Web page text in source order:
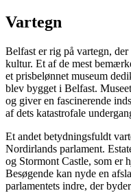
Vartegn
Belfast er rig på vartegn,
kultur. Et af de mest
et prisbelønnet museum
blev bygget i Belfast.
og giver en fascinerende
af dets katastrofale
Et andet betydningsfuldt
Nordirlands parlament.
og Stormont Castle, som er
Besøgende kan nyde en
parlamentets indre, der